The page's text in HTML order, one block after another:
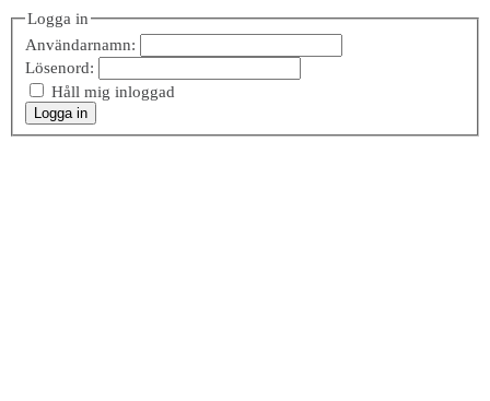
Logga in
Användarnamn:
Lösenord:
Håll mig inloggad
Logga in